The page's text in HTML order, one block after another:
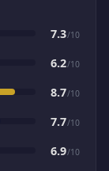
7.3/10
6.2/10
8.7/10
7.7/10
6.9/10